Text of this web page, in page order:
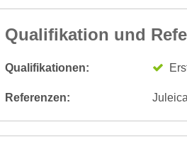
Qualifikation und
Qualifikationen:
Referenzen: